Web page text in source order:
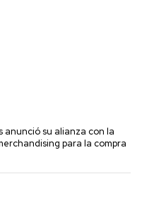
su alianza con la
para la compra